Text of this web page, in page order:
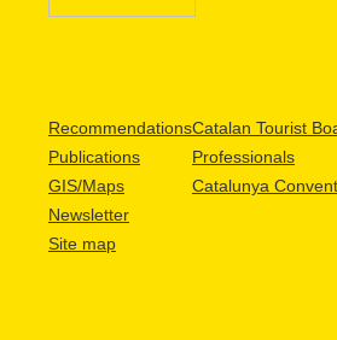
Recommendations
Publications
GIS/Maps
Newsletter
Site map
Catalan Tourist
Professionals
Catalunya